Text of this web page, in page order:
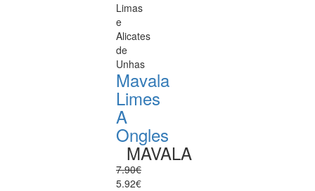
Limas
e
Alicates
de
Unhas
Mavala
Limes
A
Ongles
MAVALA
7.90€
5.92€